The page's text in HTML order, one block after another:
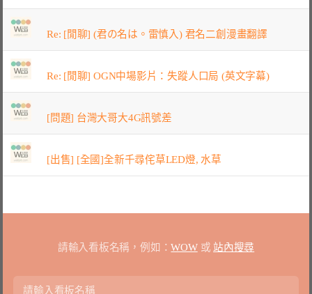
Re: [閒聊] (君の名は。雷慎入) 君名二創漫畫翻譯
Re: [閒聊] OGN中場影片：失蹤人口局 (英文字幕)
[問題] 台灣大哥大4G訊號差
[出售] [全國]全新千尋侘草LED燈, 水草
請輸入看板名稱，例如：WOW或 站內搜尋